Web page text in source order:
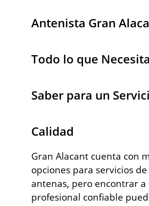
Antenista Gran
Todo lo que
Saber para un
Calidad
Gran Alacant cuenta con
opciones para servicios de
antenas, pero encontrar a
profesional confiable